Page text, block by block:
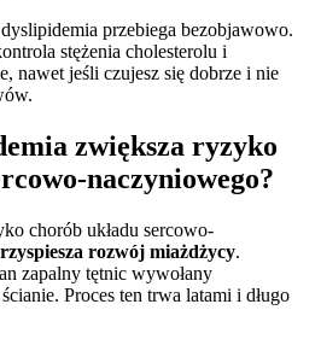
przebiega bezobjawowo.
stężenia cholesterolu i
nawet jeśli czujesz się dobrze i nie
zwiększa ryzyko
naczyniowego?
chorób układu sercowo-
rozwój miażdżycy.
zapalny tętnic wywołany
Proces ten trwa latami i długo